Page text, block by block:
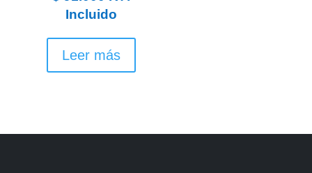
Incluido
Leer más